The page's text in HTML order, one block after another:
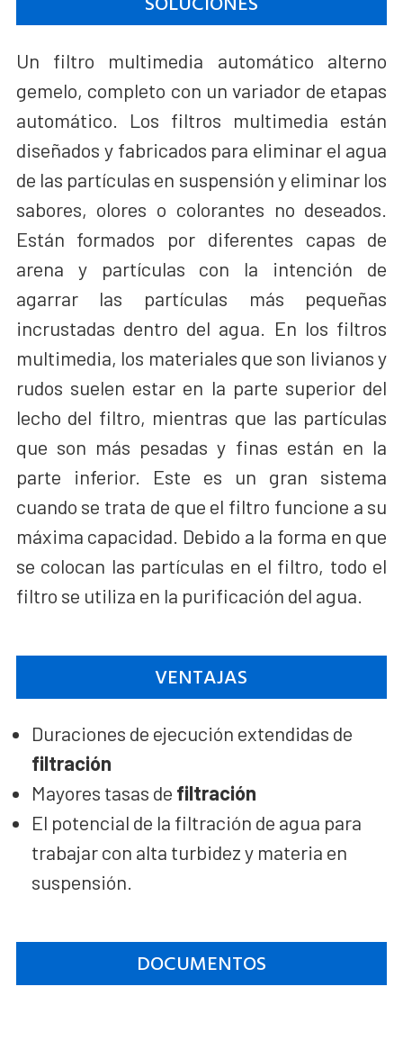
Un filtro multimedia automático alterno
gemelo, completo con un variador de etapas
automático. Los filtros multimedia están
diseñados y fabricados para eliminar el agua
de las partículas en suspensión y eliminar los
sabores, olores o colorantes no deseados.
Están formados por diferentes capas de
arena y partículas con la intención de
agarrar las partículas más pequeñas
incrustadas dentro del agua. En los filtros
multimedia, los materiales que son livianos y
rudos suelen estar en la parte superior del
lecho del filtro, mientras que las partículas
que son más pesadas y finas están en la
parte inferior. Este es un gran sistema
cuando se trata de que el filtro funcione a su
máxima capacidad. Debido a la forma en que
se colocan las partículas en el filtro, todo el
filtro se utiliza en la purificación del agua.
VENTAJAS
Duraciones de ejecución extendidas de
filtración
Mayores tasas de filtración
El potencial de la filtración de agua para
trabajar con alta turbidez y materia en
suspensión.
DOCUMENTOS